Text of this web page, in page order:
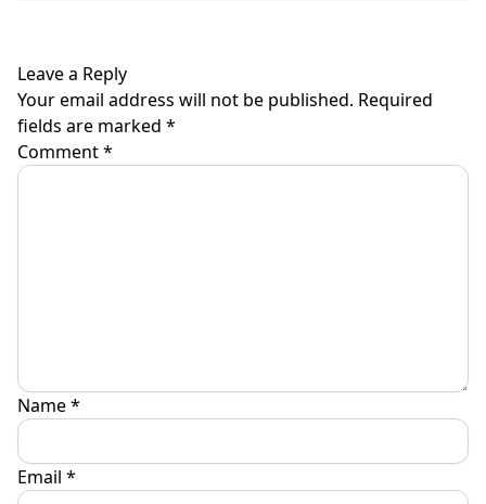
Leave a Reply
Your email address will not be published. Required
fields are marked *
Comment*
Name*
Email *